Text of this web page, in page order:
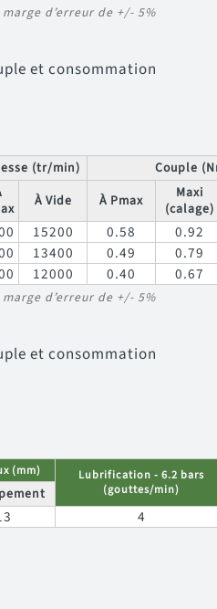
d’erreur de +/- 5%
et consommation
(tr/min) Couple
À Vide À Pmax
Maxi
(calage)
15200 0.58 0.92
13400 0.49 0.79
12000 0.40 0.67
d’erreur de +/- 5%
et consommation
(mm)
Lubrification - 6.2 bars
(gouttes/min)
4